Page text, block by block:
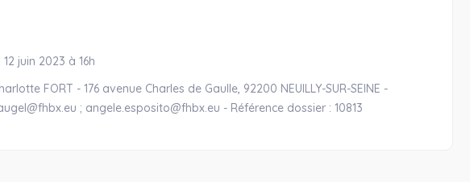
juin 2023 à 16h
FORT - 176 avenue Charles de Gaulle, 92200 NEUILLY-SUR-SEINE -
; angele.esposito@fhbx.eu - Référence dossier : 10813